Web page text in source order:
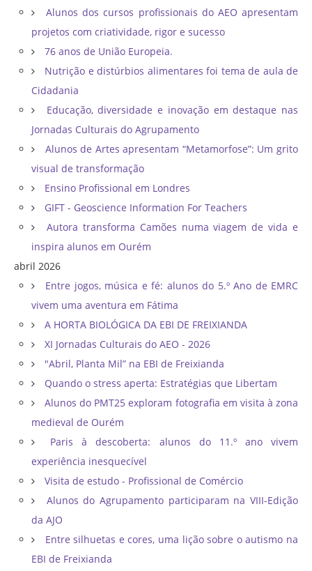
Alunos dos cursos profissionais do AEO apresentam
projetos com criatividade, rigor e sucesso
76 anos de União Europeia.
Nutrição e distúrbios alimentares foi tema de aula de
Cidadania
Educação, diversidade e inovação em destaque nas
Jornadas Culturais do Agrupamento
Alunos de Artes apresentam “Metamorfose”: Um grito
visual de transformação
Ensino Profissional em Londres
GIFT - Geoscience Information For Teachers
Autora transforma Camões numa viagem de vida e
inspira alunos em Ourém
abril 2026
Entre jogos, música e fé: alunos do 5.º Ano de EMRC
vivem uma aventura em Fátima
A HORTA BIOLÓGICA DA EBI DE FREIXIANDA
XI Jornadas Culturais do AEO - 2026
"Abril, Planta Mil” na EBI de Freixianda
Quando o stress aperta: Estratégias que Libertam
Alunos do PMT25 exploram fotografia em visita à zona
medieval de Ourém
Paris à descoberta: alunos do 11.º ano vivem
experiência inesquecível
Visita de estudo - Profissional de Comércio
Alunos do Agrupamento participaram na VIII-Edição
da AJO
Entre silhuetas e cores, uma lição sobre o autismo na
EBI de Freixianda